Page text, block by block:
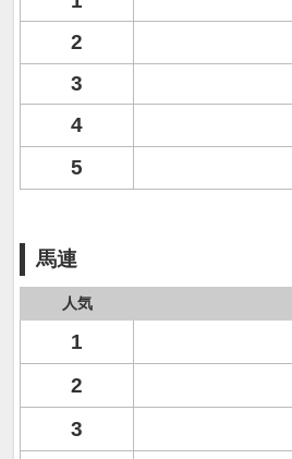
2
3
4
5
馬連
人気
1
2
3